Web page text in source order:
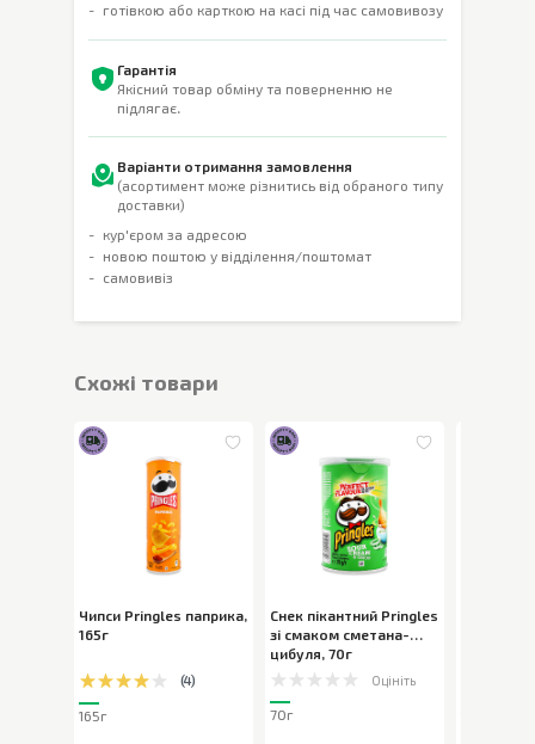
готівкою або карткою на касі під час самовивозу
Гарантія
Якісний товар обміну та поверненню не
підлягає.
Варіанти отримання замовлення
(асортимент може різнитись від обраного типу
доставки)
кур'єром за адресою
новою поштою у відділення/поштомат
самовивіз
Cхожі товари
Чипси Pringles паприка,
165г
(4)
165г
Снек пікантний Pringles
зі смаком сметана-
цибуля, 70г
Оцініть
70г